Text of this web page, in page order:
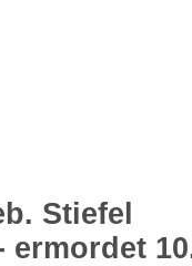
Stiefel
ermordet